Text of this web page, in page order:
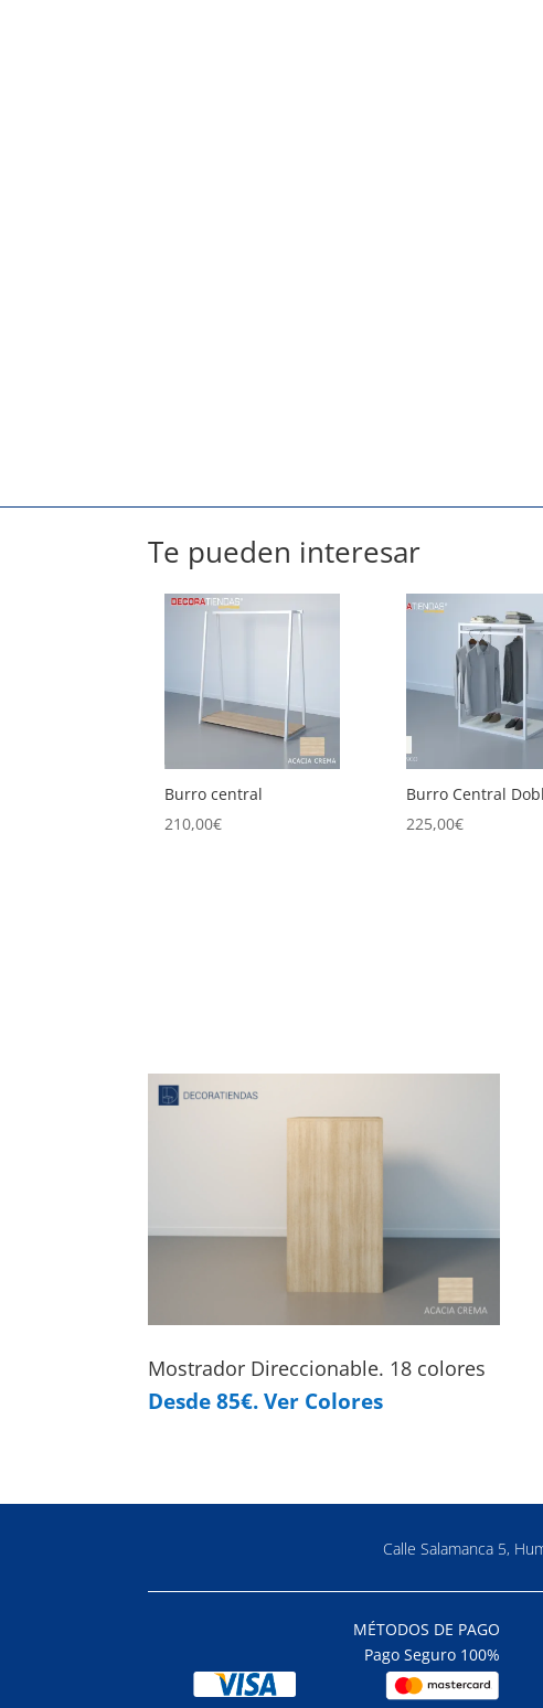
Te pueden interesar
Burro Central Doble
225,00€
Burro central
Mostrador Direccionable. 18 colores
Desde 85€. Ver Colores
Calle Salamanca 5,
MÉTODOS DE PAGO
Pago Seguro 100%